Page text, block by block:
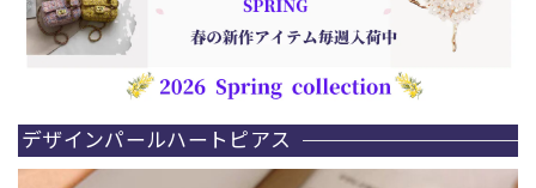
デザインパールハートピアス